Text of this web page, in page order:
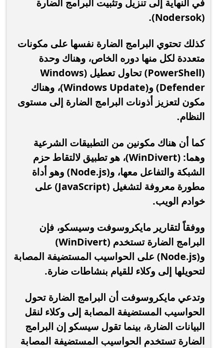
(Nodersok).
كذلك تحتوي البرامج الضارة نفسها على مكونات
متعددة لكل منها دوره الخاص، وهناك وحدة
(PowerShell) تحاول تعطيل (Windows
Defender) و(Windows Update)، وهناك
مكون لتعزيز أذونات البرامج الضارة إلى مستوى
النظام.
كما أن هناك مكونين من التطبيقات الشرعية
وهما: (WinDivert)، هو تطبيق لالتقاط حزم
الشبكة والتفاعل معها، و(Node.js) وهو أداة
مطورة معروفة لتشغيل (JavaScript) على
خوادم الويب.
ووفقاً لتقارير مايكروسوفت وسيسكو، فإن
البرامج الضارة تستخدم (WinDivert)
و(Node.js) على الحواسيب المستضيفة المصابة
لتحويلها إلى وكلاء للقيام بنشاطات ضارة.
وتدعي مايكروسوفت أن البرامج الضارة تحول
الحواسيب المستضيفة المصابة إلى وكلاء لنقل
البيانات الضارة، بينما تقول سيسكو إن البرامج
الضارة تستخدم الحواسيب المستضيفة المصابة